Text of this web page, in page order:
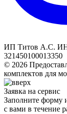
ИП Титов А.С.
321450100013350
© 2026
комплектов для
Заявка на сервис
Заполните форму
с вами в течение